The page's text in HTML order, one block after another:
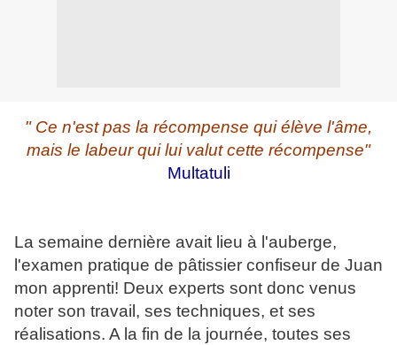
" Ce n'est pas la récompense qui élève l'âme,
mais le labeur qui lui valut cette récompense"
Multatuli
La semaine dernière avait lieu à l'auberge,
l'examen pratique de pâtissier confiseur de Juan
mon apprenti! Deux experts sont donc venus
noter son travail, ses techniques, et ses
réalisations. A la fin de la journée, toutes ses